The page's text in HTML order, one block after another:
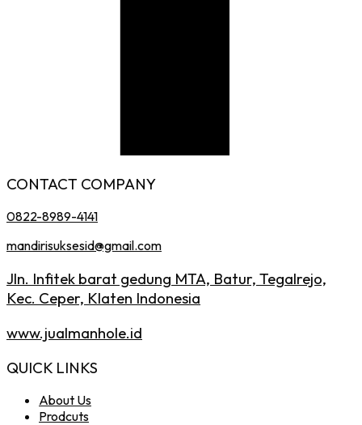
CONTACT COMPANY
0822-8989-4141
mandirisuksesid@gmail.com
Jln. Infitek barat gedung MTA, Batur, Tegalrejo,
Kec. Ceper, Klaten Indonesia
www.jualmanhole.id
QUICK LINKS
About Us
Prodcuts